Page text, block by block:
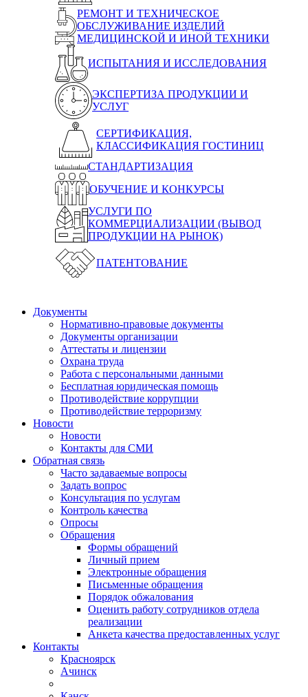
РЕМОНТ И ТЕХНИЧЕСКОЕ
ОБСЛУЖИВАНИЕ ИЗДЕЛИЙ
МЕДИЦИНСКОЙ И ИНОЙ ТЕХНИКИ
ИСПЫТАНИЯ И ИССЛЕДОВАНИЯ
ЭКСПЕРТИЗА ПРОДУКЦИИ И
УСЛУГ
СЕРТИФИКАЦИЯ,
КЛАССИФИКАЦИЯ ГОСТИНИЦ
СТАНДАРТИЗАЦИЯ
ОБУЧЕНИЕ И КОНКУРСЫ
УСЛУГИ ПО
КОММЕРЦИАЛИЗАЦИИ (ВЫВОД
ПРОДУКЦИИ НА РЫНОК)
ПАТЕНТОВАНИЕ
Документы
Нормативно-правовые документы
Документы организации
Аттестаты и лицензии
Охрана труда
Работа с персональными данными
Бесплатная юридическая помощь
Противодействие коррупции
Противодействие терроризму
Новости
Новости
Контакты для СМИ
Обратная связь
Часто задаваемые вопросы
Задать вопрос
Консультация по услугам
Контроль качества
Опросы
Обращения
Формы обращений
Личный прием
Электронные обращения
Письменные обращения
Порядок обжалования
Оценить работу сотрудников отдела
реализации
Анкета качества предоставленных услуг
Контакты
Красноярск
Ачинск